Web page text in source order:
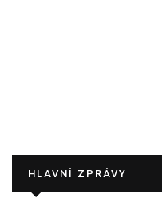
HLAVNÍ ZPRÁVY